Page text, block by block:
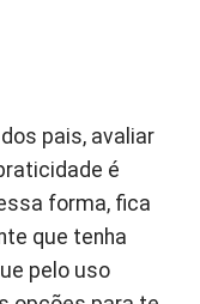
pais, avaliar
é
forma, fica
que tenha
pelo uso